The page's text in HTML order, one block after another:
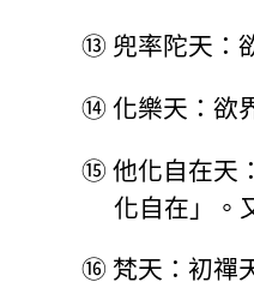
⑬ 兜率陀天：
⑭ 化樂天：欲
⑮ 他化自在天
化自在」。
⑯ 梵天：初禪